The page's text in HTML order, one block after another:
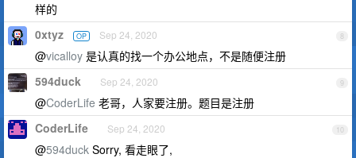
样的
8
0xtyz OP Sep 24, 2020
@vicalloy 是认真的找一个办公地点，不是随便注册
9
594duck Sep 24, 2020
@CoderLife 老哥，人家要注册。题目是注册
10
CoderLife Sep 24, 2020
@594duck Sorry, 看走眼了,